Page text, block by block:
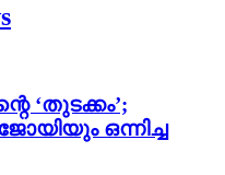
‘തുടക്കം’;
ഒന്നിച്ച